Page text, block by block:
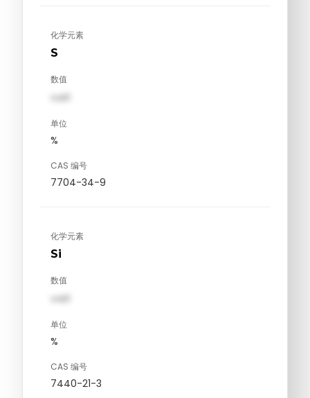
化学元素
S
数值
val1
单位
%
CAS 编号
7704-34-9
化学元素
Si
数值
val1
单位
%
CAS 编号
7440-21-3